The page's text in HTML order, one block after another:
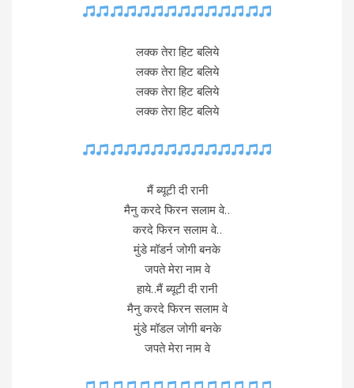
लक्क तेरा हिट बलिये
लक्क तेरा हिट बलिये
लक्क तेरा हिट बलिये
लक्क तेरा हिट बलिये
मैं ब्यूटी दी रानी
मैनु करदे फिरन सलाम वे..
करदे फिरन सलाम वे..
मुंडे मॉडर्न जोगी बनके
जपते मेरा नाम वे
हाये..मैं ब्यूटी दी रानी
मैनु करदे फिरन सलाम वे
मुंडे मॉडल जोगी बनके
जपते मेरा नाम वे